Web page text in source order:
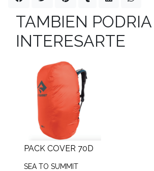
TAMBIEN PODRIA
INTERESARTE
PACK COVER 70D
SEA TO SUMMIT